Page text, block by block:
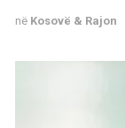
në Kosovë & Rajon